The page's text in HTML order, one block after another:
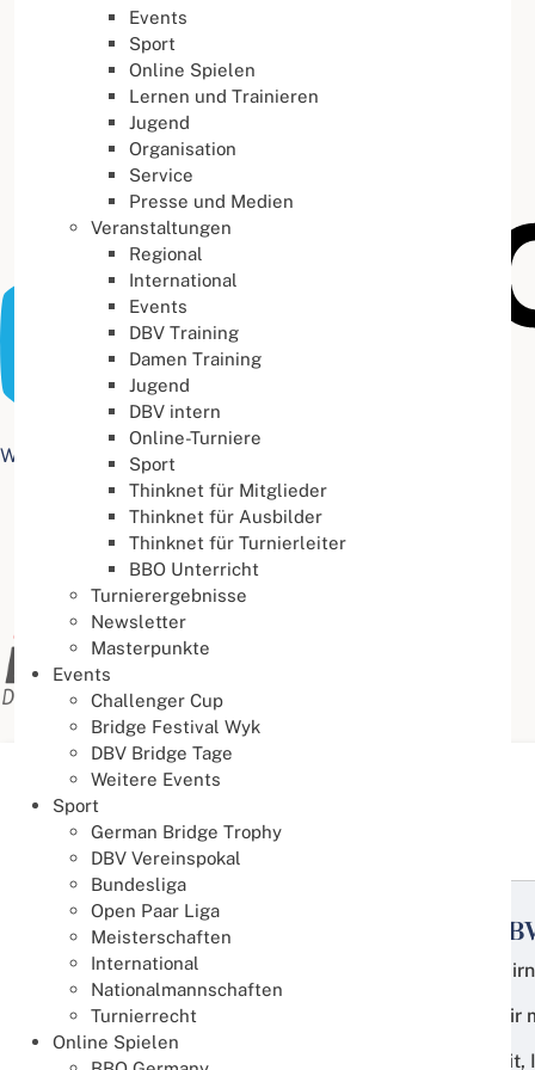
Buchstabenabstand
Web Accessibility plugin
Events
Sport
Online Spielen
Lernen und Trainieren
Jugend
Organisation
Service
Presse und Medien
Veranstaltungen
Regional
International
Events
DBV Training
Damen Training
Jugend
DBV intern
Online-Turniere
Sport
Thinknet für Mitglieder
Thinknet für Ausbilder
Thinknet für Turnierleiter
BBO Unterricht
Turnierergebnisse
Newsletter
Masterpunkte
Events
Challenger Cup
Bridge Festival Wyk
DBV Bridge Tage
Weitere Events
Sport
German Bridge Trophy
DBV Vereinspokal
Bundesliga
Open Paar Liga
Meisterschaften
International
Nationalmannschaften
Turnierrecht
Online Spielen
Aktuelle Seite: Startseite
Organisation
PROJEKT ZUKUNFT - Leitbild des
Wir stehen für Gemeinschaft, Denksport und
In einer sich ständig wandelnden Welt bieten wir
Dabei setzen wir altersunabhängig auf Offenheit,